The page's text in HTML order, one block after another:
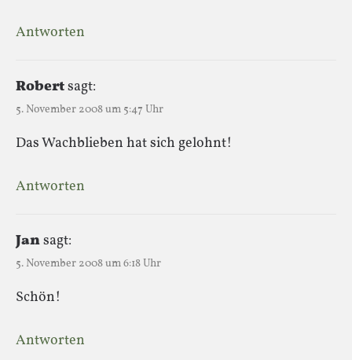
Antworten
Robertsagt:
5. November 2008 um 5:47 Uhr
Das Wachblieben hat sich gelohnt!
Antworten
Jansagt:
5. November 2008 um 6:18 Uhr
Schön!
Antworten